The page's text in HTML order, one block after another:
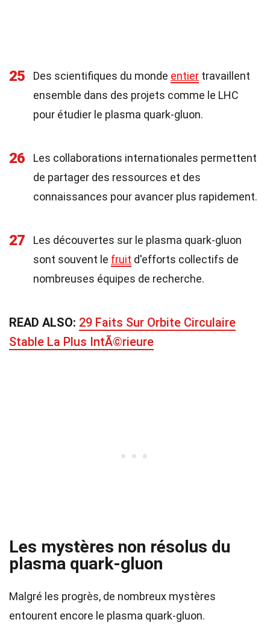
25 Des scientifiques du monde entier travaillent
ensemble dans des projets comme le LHC
pour étudier le plasma quark-gluon.
26
Les collaborations internationales permettent
de partager des ressources et des
connaissances pour avancer plus rapidement.
27
Les découvertes sur le plasma quark-gluon
sont souvent le fruit d'efforts collectifs de
nombreuses équipes de recherche.
READ ALSO: 29 Faits Sur Orbite Circulaire
Stable La Plus IntÃ©rieure
Les mystères non résolus du
plasma quark-gluon
Malgré les progrès, de nombreux mystères
entourent encore le plasma quark-gluon.